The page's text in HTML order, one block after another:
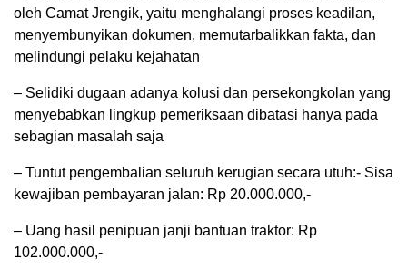
oleh Camat Jrengik, yaitu menghalangi proses keadilan,
menyembunyikan dokumen, memutarbalikkan fakta, dan
melindungi pelaku kejahatan
– Selidiki dugaan adanya kolusi dan persekongkolan yang
menyebabkan lingkup pemeriksaan dibatasi hanya pada
sebagian masalah saja
– Tuntut pengembalian seluruh kerugian secara utuh:- Sisa
kewajiban pembayaran jalan: Rp 20.000.000,-
– Uang hasil penipuan janji bantuan traktor: Rp
102.000.000,-